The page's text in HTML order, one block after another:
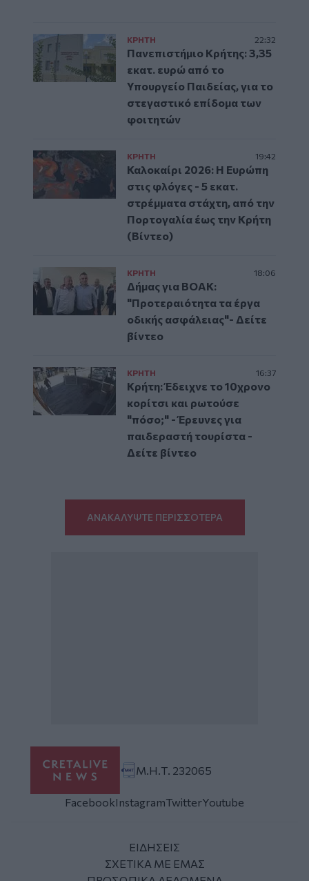
ΚΡΗΤΗ 22:32
Πανεπιστήμιο Κρήτης: 3,35
εκατ. ευρώ από το
Υπουργείο Παιδείας, για το
στεγαστικό επίδομα των
φοιτητών
ΚΡΗΤΗ 19:42
Καλοκαίρι 2026: Η Ευρώπη
στις φλόγες - 5 εκατ.
στρέμματα στάχτη, από την
Πορτογαλία έως την Κρήτη
(Βίντεο)
ΚΡΗΤΗ 18:06
Δήμας για ΒΟΑΚ:
"Προτεραιότητα τα έργα
οδικής ασφάλειας"- Δείτε
βίντεο
ΚΡΗΤΗ 16:37
Κρήτη: Έδειχνε το 10χρονο
κορίτσι και ρωτούσε
"πόσο;" - Έρευνες για
παιδεραστή τουρίστα -
Δείτε βίντεο
ΑΝΑΚΑΛΥΨΤΕ ΠΕΡΙΣΣΟΤΕΡΑ
Μ.Η.Τ. 232065
FacebookInstagramTwitterYoutube
ΕΙΔΗΣΕΙΣ
ΣΧΕΤΙΚΑ ΜΕ ΕΜΑΣ